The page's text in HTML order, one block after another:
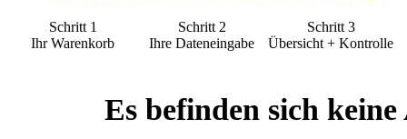
Schritt 1
Ihr Warenkorb
Schritt 2
Ihre Dateneingabe
Schritt 3
Übersicht + Kontrolle
Es befinden sich